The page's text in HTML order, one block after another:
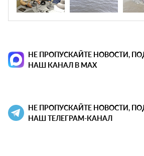
НЕ ПРОПУСКАЙТЕ НОВОСТИ,
НАШ КАНАЛ В MAX
НЕ ПРОПУСКАЙТЕ НОВОСТИ,
НАШ ТЕЛЕГРАМ-КАНАЛ